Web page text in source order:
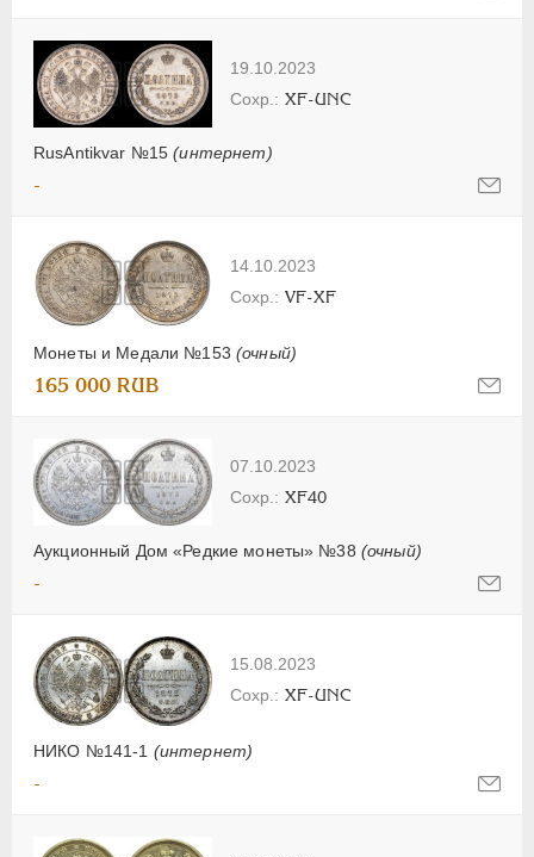
19.10.2023
RusAntikvar №15(интернет)
XF-UNC
-
14.10.2023
Монеты и Медали №153 (очный)
VF-XF
165 000 RUB
07.10.2023
Аукционный Дом «Редкие монеты» №38 (очный)
XF40
-
15.08.2023
НИКО №141-1 (интернет)
XF-UNC
-